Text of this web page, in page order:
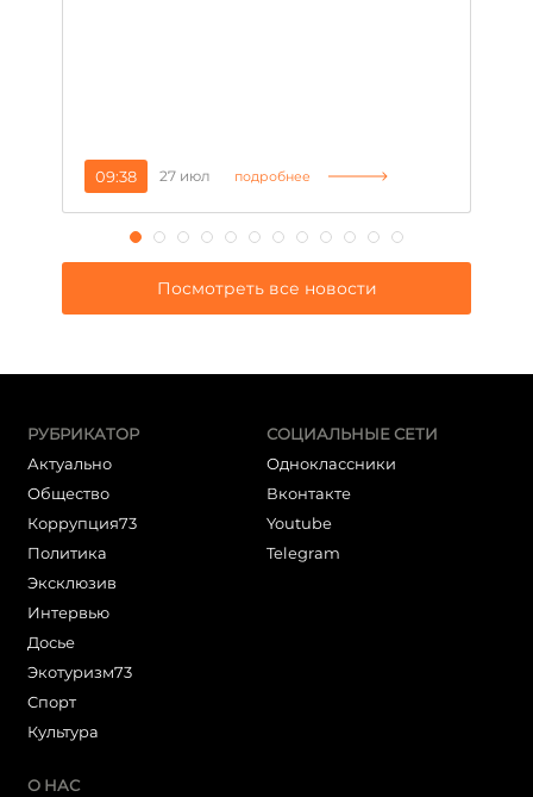
09:38 27 июл подробнее
Посмотреть все новости
РУБРИКАТОР
Актуально
Общество
Коррупция73
Политика
Эксклюзив
Интервью
Досье
Экотуризм73
Cпорт
Культура
СОЦИАЛЬНЫЕ СЕТИ
Одноклассники
Вконтакте
Youtube
Telegram
О НАС